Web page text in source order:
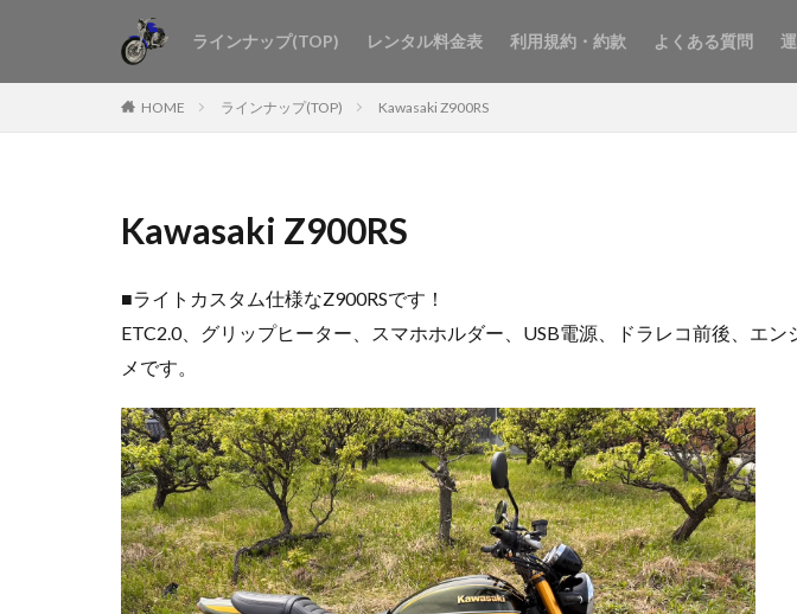
ラインナップ(TOP) レンタル料金表 利用規約・約款 よくある質問
HOME ラインナップ(TOP) Kawasaki Z900RS
Kawasaki Z900RS
■ライトカスタム仕様なZ900RSです！
ETC2.0、グリップヒーター、スマホホルダー、USB電源、ドラレコ前後、エ
メです。